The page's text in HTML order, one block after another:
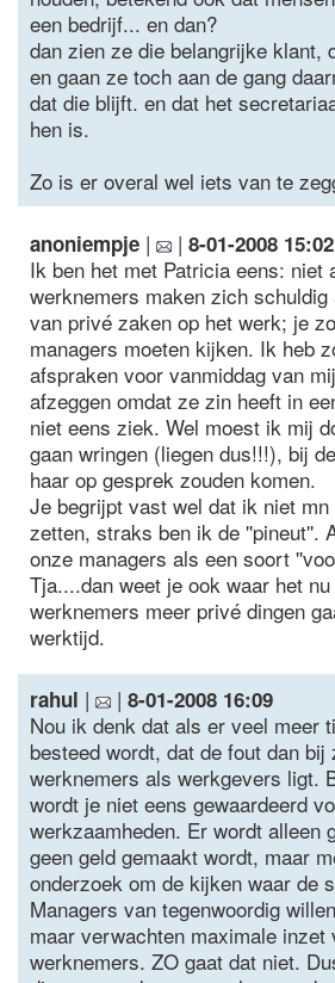
een bedrijf... en dan?
dan zien ze die belangrijke klant,
en gaan ze toch aan de gang
dat die blijft. en dat het
hen is.
Zo is er overal wel iets van te
anoniempje | | 8-01-2008 15:02
Ik ben het met Patricia eens: niet
werknemers maken zich schuldig
van privé zaken op het werk; je
managers moeten kijken. Ik heb
afspraken voor vanmiddag van
afzeggen omdat ze zin heeft in
niet eens ziek. Wel moest ik mij
gaan wringen (liegen dus!!!), bij
haar op gesprek zouden komen.
Je begrijpt vast wel dat ik niet
zetten, straks ben ik de ''pineut''.
onze managers als een soort
Tja....dan weet je ook waar het
werknemers meer privé dingen
werktijd.
rahul | | 8-01-2008 16:09
Nou ik denk dat als er veel meer
besteed wordt, dat de fout dan bij
werknemers als werkgevers ligt.
wordt je niet eens gewaardeerd
werkzaamheden. Er wordt alleen
geen geld gemaakt wordt, maar
onderzoek om de kijken waar de
Managers van tegenwoordig
maar verwachten maximale inzet
werknemers. ZO gaat dat niet.